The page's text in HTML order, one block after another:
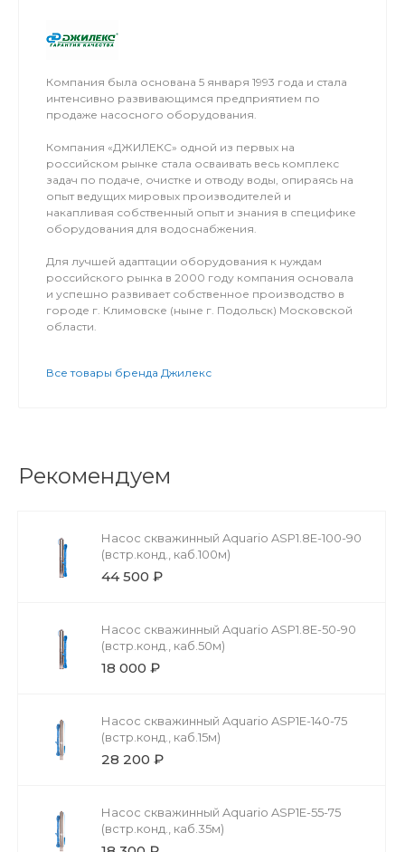
Компания была основана 5 января 1993 года и стала
интенсивно развивающимся предприятием по
продаже насосного оборудования.
Компания «ДЖИЛЕКС» одной из первых на
российском рынке стала осваивать весь комплекс
задач по подаче, очистке и отводу воды, опираясь на
опыт ведущих мировых производителей и
накапливая собственный опыт и знания в специфике
оборудования для водоснабжения.
Для лучшей адаптации оборудования к нуждам
российского рынка в 2000 году компания основала
и успешно развивает собственное производство в
городе г. Климовске (ныне г. Подольск) Московской
области.
Все товары бренда Джилекс
Рекомендуем
Насос скважинный Aquario ASP1.8E-100-90
(встр.конд., каб.100м)
44 500 ₽
Насос скважинный Aquario ASP1.8E-50-90
(встр.конд., каб.50м)
18 000 ₽
Насос скважинный Aquario ASP1E-140-75
(встр.конд., каб.15м)
28 200 ₽
Насос скважинный Aquario ASP1E-55-75
(встр.конд., каб.35м)